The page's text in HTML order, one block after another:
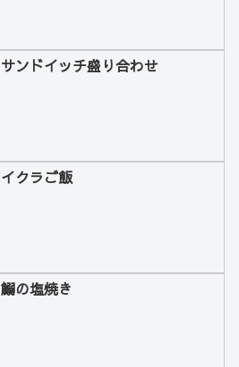
サンドイッチ盛り合わせ
イクラご飯
鰯の塩焼き